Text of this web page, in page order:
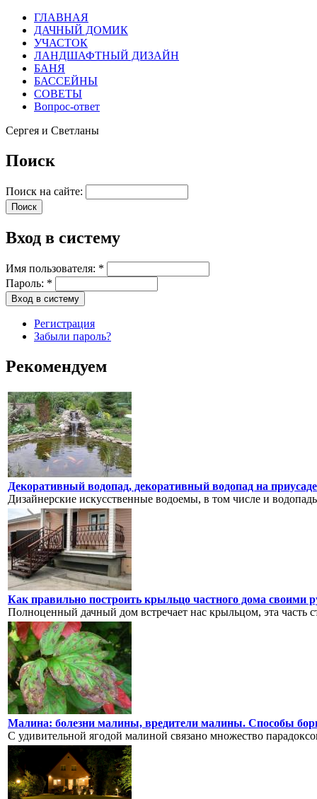
ГЛАВНАЯ
ДАЧНЫЙ ДОМИК
УЧАСТОК
ЛАНДШАФТНЫЙ ДИЗАЙН
БАНЯ
БАССЕЙНЫ
СОВЕТЫ
Вопрос-ответ
Сергея и Светланы
Поиск
Поиск на сайте:
Вход в систему
Имя пользователя: *
Пароль: *
Регистрация
Забыли пароль?
Рекомендуем
Декоративный водопад, декоративный водопад на
Дизайнерские искусственные водоемы, в том числе и
Как правильно построить крыльцо частного дома своими
Полноценный дачный дом встречает нас крыльцом, эта часть
Малина: болезни малины, вредители малины. Способы
С удивительной ягодой малиной связано множество